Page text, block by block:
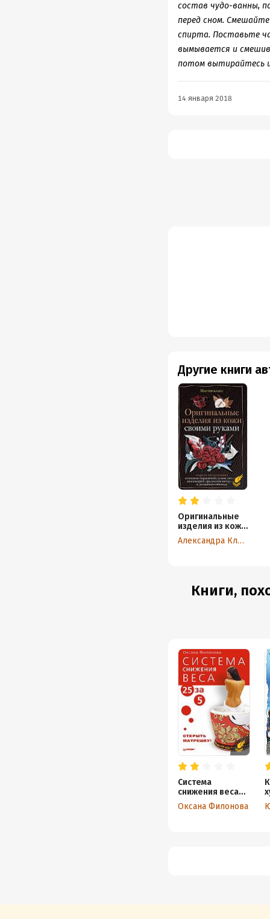
состав чудо-ванны,
перед сном. Смешайте
спирта. Поставьте
вымывается и
потом вытирайтесь
14 января 2018
Другие книги
Оригинальные
изделия из кожи
своими руками.
Секреты
Александра Клюшина
Книги,
Система
снижения веса
«25 за 5».
Открыть
Оксана Филонова